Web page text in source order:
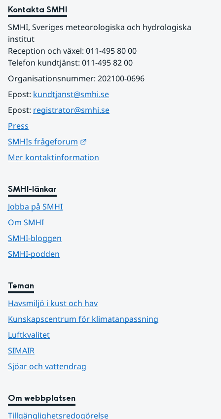
Kontakta SMHI
SMHI, Sveriges meteorologiska och hydrologiska
institut
Reception och växel: 011-495 80 00
Telefon kundtjänst: 011-495 82 00
Organisationsnummer: 202100-0696
Epost: kundtjanst@smhi.se
Epost: registrator@smhi.se
Press
SMHIs frågeforum
Mer kontaktinformation
SMHI-länkar
Jobba på SMHI
Om SMHI
SMHI-bloggen
SMHI-podden
Teman
Havsmiljö i kust och hav
Kunskapscentrum för klimatanpassning
Luftkvalitet
SIMAIR
Sjöar och vattendrag
Om webbplatsen
Tillgänglighetsredogörelse